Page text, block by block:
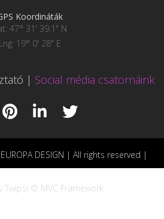
Koordináták
47° 31' 39.1" N
Lng: 19° 0' 28" E
| Social média csatornáink
DESIGN | All rights reserved |
Twipsi © MVC Framework